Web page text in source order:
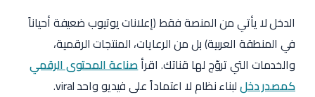
الدخل لا يأتي من المنصة فقط (إعلانات يوتيوب ضعيفة أحياناً
في المنطقة العربية) بل من الرعايات، المنتجات الرقمية،
والخدمات التي تروّج لها قناتك. اقرأصناعة المحتوى الرقمي
كمصدر دخللبناء نظام لا اعتماداً على فيديو واحد viral.